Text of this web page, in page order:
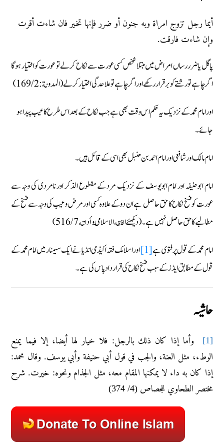
أيما رجل تزوج امراة وبه جنون أو ضرر فإنها تخير فان شاءت أقرت
وإن شاءت فارقت.
پاگل یا ضرر رساں امراض میں مبتلا شخص کسی عورت سے نکاح کر لے تو عورت کو اختیار ہوگا
اگر چاہے تو رشتے کو برقرار رکھے اور اگر چاہے تو علاحدگی اختیار کر لے (المدونة: 169/2)
اور امام محمد کے نزدیک یہ حکم اس وقت بھی ہے جب نکاح کے بعد اس طرح کا عیب پیدا ہو
جائے۔
امام مالک اور شافعی اور امام احمد بن حنبل بھی اسی کے قائل ہیں ۔
امام ابوحنیفہ اور امام ابویوسف کے نزدیک مرد کے مقطوع الذکر اور نامردی کی وجہ سے
عورت کو فسخ نکاح کا حق حاصل ہے ان دو کے علاوہ کسی اور مرض و عیب کی وجہ سے فسخ کے
مطالبے کا حق حاصل نہیں ہے۔ (دیکھئے الفقه الاسلامي و أدلته 516/7)
امام محمد کے قول پر فتوى ہے[1]
اور اسلامک فقہ اکیڈمی انڈیا نے ایک سیمنار میں امام محمد کے
قول کے مطابق ایڈز کے سبب فسخ نکاح کی قرارداد پاس کی ہے۔
حاشيہ
[1]
وأما إذا كان ذلك بالرجل: فلا خيار لها أيضا، إلا فيما يمنع
الوطء، مثل العنة، والجب في قول أبي حنيفة وأبي يوسف. وقال محمد:
إذا كان به داء لا يمكنها المقام معه، مثل الجذام ونحوه: خيرت. شرح
مختصر الطحاوي للجصاص (4/ 374)